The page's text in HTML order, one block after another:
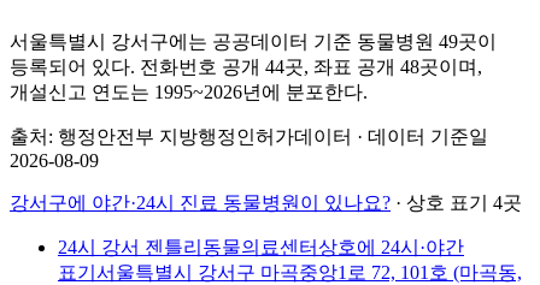
서울특별시 강서구에는 공공데이터 기준 동물병원 49곳이
등록되어 있다. 전화번호 공개 44곳, 좌표 공개 48곳이며,
개설신고 연도는 1995~2026년에 분포한다.
출처: 행정안전부 지방행정인허가데이터 · 데이터 기준일
2026-08-09
강서구에 야간·24시 진료 동물병원이 있나요? · 상호 표기 4곳
24시 강서 젠틀리동물의료센터상호에 24시·야간
표기 서울특별시 강서구 마곡중앙1로 72, 101호 (마곡동,